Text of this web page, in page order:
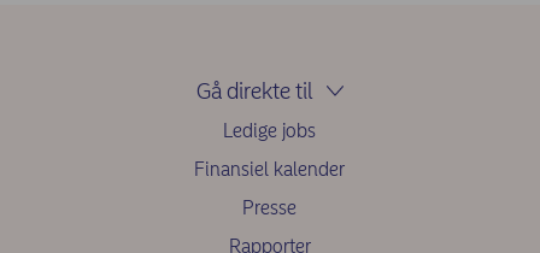
Gå direkte til
Ledige jobs
Finansiel kalender
Presse
Rapporter